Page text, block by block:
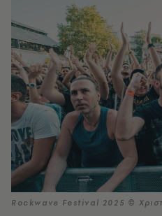
Rockwave Festival 2025 ©